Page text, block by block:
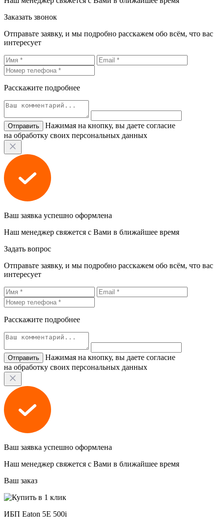
Заказать звонок
Отправьте заявку, и мы подробно расскажем обо всём, что вас
интересует
Расскажите подробнее
Нажимая на кнопку, вы даете согласие
на обработку своих персональных данных
Ваш заявка успешно оформлена
Наш менеджер свяжется с Вами в ближайшее время
Задать вопрос
Отправьте заявку, и мы подробно расскажем обо всём, что вас
интересует
Расскажите подробнее
Нажимая на кнопку, вы даете согласие
на обработку своих персональных данных
Ваш заявка успешно оформлена
Наш менеджер свяжется с Вами в ближайшее время
Ваш заказ
ИБП Eaton 5E 500i